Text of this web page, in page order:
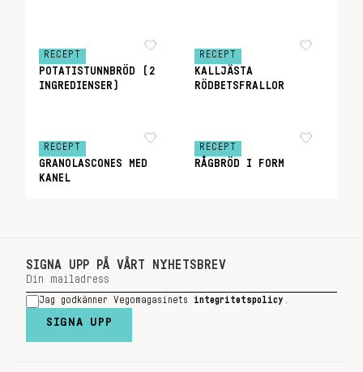
RECEPT
POTATISTUNNBRÖD (2
INGREDIENSER)
RECEPT
KALLJÄSTA
RÖDBETSFRALLOR
RECEPT
GRANOLASCONES MED
KANEL
RECEPT
RÅGBRÖD I FORM
SIGNA UPP PÅ VÅRT NYHETSBREV
Jag godkänner Vegomagasinets integritetspolicy
SIGNA UPP